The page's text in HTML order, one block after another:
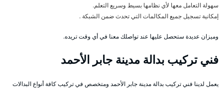
سهولة التعامل معها لأي نظامها بسيط وسريع التعلم.
إمكانية تسجيل جميع المكالمات التي تحدث ضمن الشبكة .
وميزان عديدة ستحصل عليها عند تواصلك معنا في أي وقت تريده.
فني تركيب بدالة مدينة جابر الأحمد
يعمل لدينا فني تركيب بدالة مدينة جابر الأحمد ومتخصص في تركيب كافة أنواع البدالات